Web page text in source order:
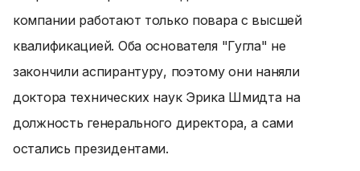
компании работают только повара с высшей
квалификацией. Оба основателя "Гугла" не
закончили аспирантуру, поэтому они наняли
доктора технических наук Эрика Шмидта на
должность генерального директора, а сами
остались президентами.